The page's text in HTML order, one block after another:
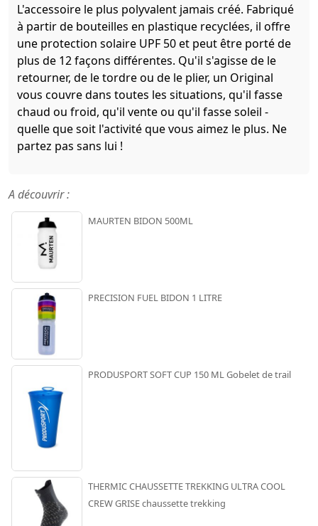
L'accessoire le plus polyvalent jamais créé. Fabriqué
à partir de bouteilles en plastique recyclées, il offre
une protection solaire UPF 50 et peut être porté de
plus de 12 façons différentes. Qu'il s'agisse de le
retourner, de le tordre ou de le plier, un Original
vous couvre dans toutes les situations, qu'il fasse
chaud ou froid, qu'il vente ou qu'il fasse soleil -
quelle que soit l'activité que vous aimez le plus. Ne
partez pas sans lui !
A découvrir :
MAURTEN BIDON 500ML
PRECISION FUEL BIDON 1 LITRE
PRODUSPORT SOFT CUP 150 ML Gobelet de trail
THERMIC CHAUSSETTE TREKKING ULTRA COOL
CREW GRISE chaussette trekking